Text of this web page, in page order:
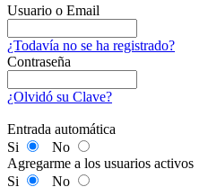
Usuario o Email
¿Todavía no se ha registrado?
Contraseña
¿Olvidó su Clave?
Entrada automática
Si
No
Agregarme a los usuarios activos
Si
No